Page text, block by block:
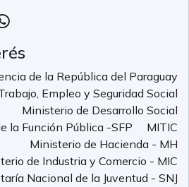
de la República del Paraguay
Empleo y Seguridad Social
Ministerio de Desarrollo Social
la Función Pública -SFP
MITIC
Ministerio de Hacienda - MH
de Industria y Comercio - MIC
Nacional de la Juventud - SNJ